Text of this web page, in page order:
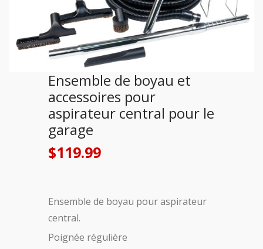
Ensemble de boyau et
accessoires pour
aspirateur central pour le
garage
$119.99
Ensemble de boyau pour aspirateur
central.
Poignée régulière